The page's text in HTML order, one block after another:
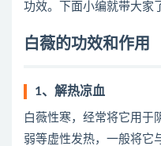
功效。下面小编就带大家
白薇的功效和作用
1、解热凉血
白薇性寒，经常将它用于
弱等虚性发热，一般将它